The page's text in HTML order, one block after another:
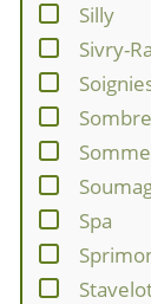
Silly
Sivry-
Spa